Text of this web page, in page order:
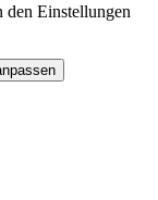
Einstellungen